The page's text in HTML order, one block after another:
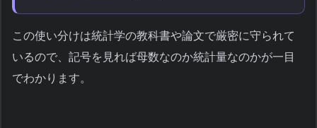
この使い分けは統計学の教科書や論文で厳密に守られて
いるので、記号を見れば母数なのか統計量なのかが一目
でわかります。